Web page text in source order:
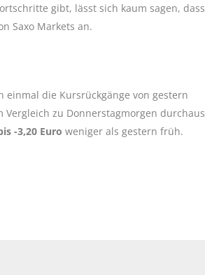
gibt, lässt sich kaum sagen,
Saxo Markets an.
die Kursrückgänge von gestern
zu Donnerstagmorgen
-3,20 Euro weniger als gestern früh.